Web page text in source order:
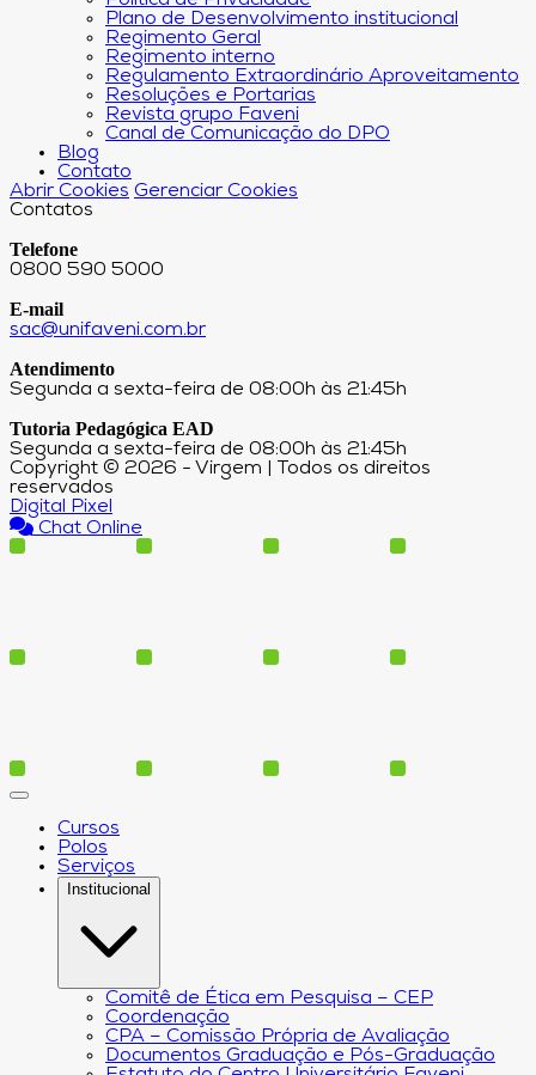
Plano de Desenvolvimento institucional
Regimento Geral
Regimento interno
Regulamento Extraordinário Aproveitamento
Resoluções e Portarias
Revista grupo Faveni
Canal de Comunicação do DPO
Blog
Contato
Abrir Cookies Gerenciar Cookies
Contatos
Telefone
0800 590 5000
E-mail
sac@unifaveni.com.br
Atendimento
Segunda a sexta-feira de 08:00h às 21:45h
Tutoria Pedagógica EAD
Segunda a sexta-feira de 08:00h às 21:45h
Copyright © 2026 - Virgem | Todos os direitos
reservados
Digital Pixel
Chat Online
Cursos
Polos
Serviços
Institucional
Comitê de Ética em Pesquisa – CEP
Coordenação
CPA – Comissão Própria de Avaliação
Documentos Graduação e Pós-Graduação